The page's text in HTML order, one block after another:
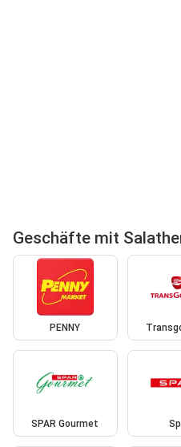
Geschäfte mit
PENNY
SPAR Gourmet